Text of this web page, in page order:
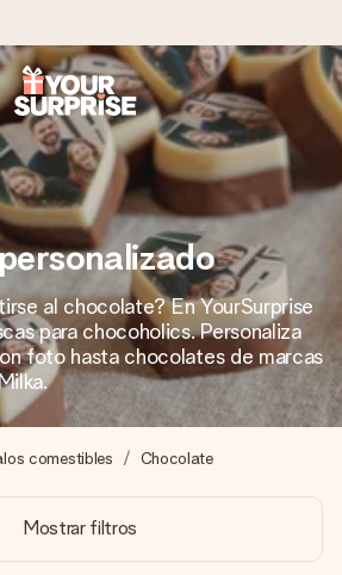
en 1 día laborable
con cuidado y lo enviamos al vuelo,
en el momento perfecto, cuando más
+15.000 opiniones)
Los clientes nos dan un 4,5 en
pasos – con su nombre, tu foto o
al corazón. Sin complicaciones, solo
momento.
al chocolate? En YourSurprise
para chocoholics. Personaliza
foto hasta chocolates de marcas
comestibles Chocolate
Mostrar filtros